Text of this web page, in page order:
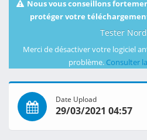
Nous vous conseillons
protéger votre
Tester
Merci de désactiver votre logiciel
problème. Consulter
Date Upload
29/03/2021 04:57